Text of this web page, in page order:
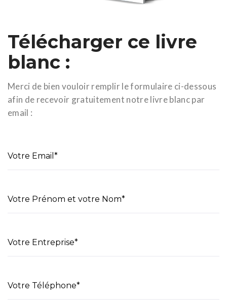
Télécharger ce livre
blanc :
Merci de bien vouloir remplir le formulaire ci-dessous
afin de recevoir gratuitement notre livre blanc par
email :